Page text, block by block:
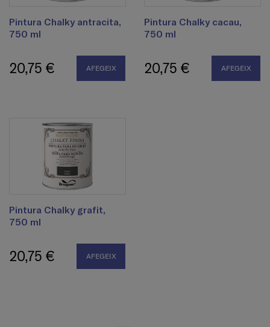
Pintura Chalky antracita,
750 ml
20,75 € AFEGEIX
Pintura Chalky cacau,
750 ml
20,75 € AFEGEIX
Pintura Chalky grafit,
750 ml
20,75 € AFEGEIX